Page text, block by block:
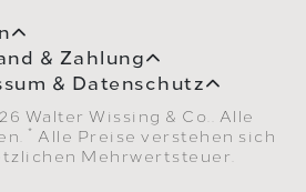
& Zahlung
& Datenschutz
Walter Wissing & Co.. Alle
* Alle Preise verstehen sich
Mehrwertsteuer.